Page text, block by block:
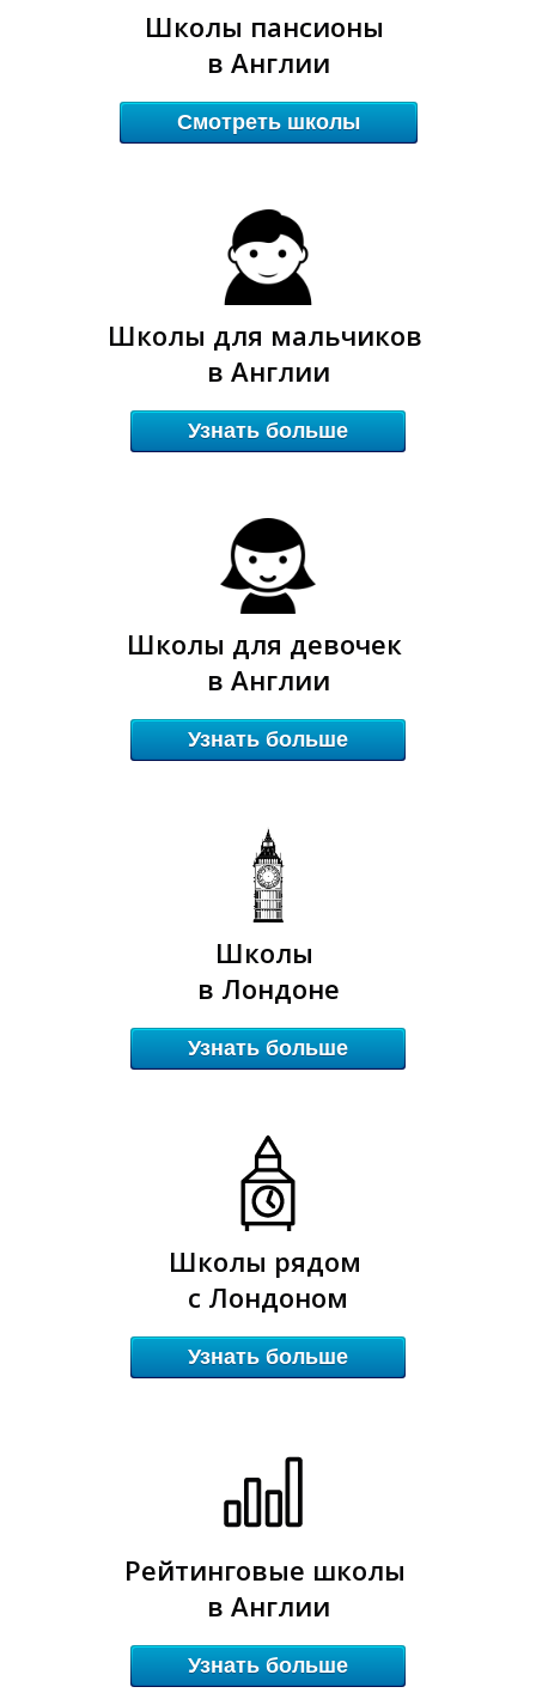
Ы
1
0
Школы пансионы
в Англии
Смотреть школы
Школы для мальчиков
в Англии
Узнать больше
Школы для девочек
в Англии
Узнать больше
Школы
в Лондоне
Узнать больше
Школы рядом
с Лондоном
Узнать больше
Рейтинговые школы
в Англии
Узнать больше
Ы
1
0